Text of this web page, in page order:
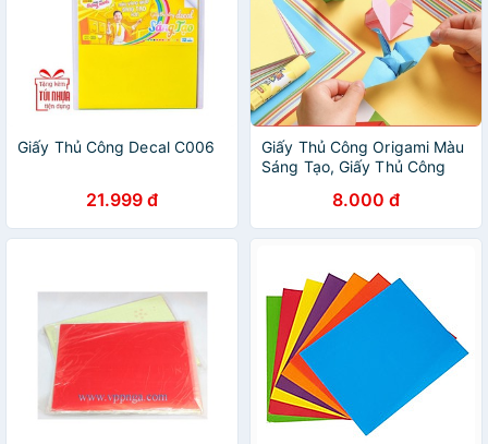
Giấy Thủ Công Decal C006
21.999 đ
Giấy Thủ Công Origami Màu
Sáng Tạo, Giấy Thủ Công
8.000 đ